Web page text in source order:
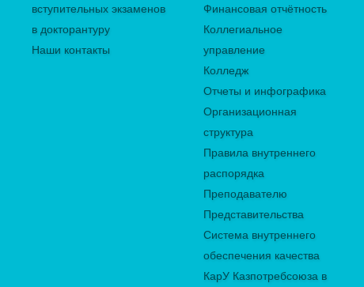
вступительных экзаменов
в докторантуру
Наши контакты
Финансовая отчётность
Коллегиальное
управление
Колледж
Отчеты и инфографика
Организационная
структура
Правила внутреннего
распорядка
Преподавателю
Представительства
Система внутреннего
обеспечения качества
КарУ Казпотребсоюза в